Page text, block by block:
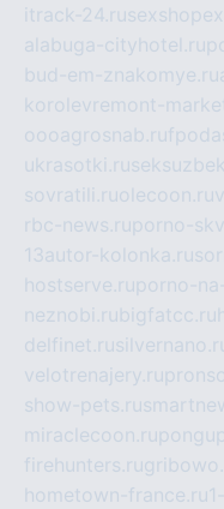
itrack-24.ru
alabuga-cityhotel.ru
bud-em-znakomye.ru
korolevremont-
oooagrosnab.ru
ukrasotki.ru
sovratili.ruolecoon.ru
rbc-news.ruporno-
13autor-kolonka.ru
hostserve.ruporno-
neznobi.rubigfatcc.ru
delfinet.ru
velotrenajery.ru
show-pets.ru
miraclecoon.ru
firehunters.ru
hometown-france.ru